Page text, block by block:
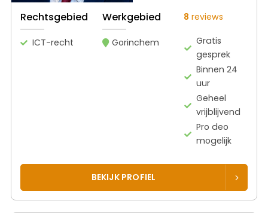
Rechtsgebied
ICT-recht
Werkgebied
Gorinchem
8 reviews
Gratis
gesprek
Binnen 24
uur
Geheel
vrijblijvend
Pro deo
mogelijk
BEKIJK PROFIEL